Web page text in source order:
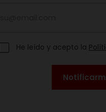
He leído y acepto la